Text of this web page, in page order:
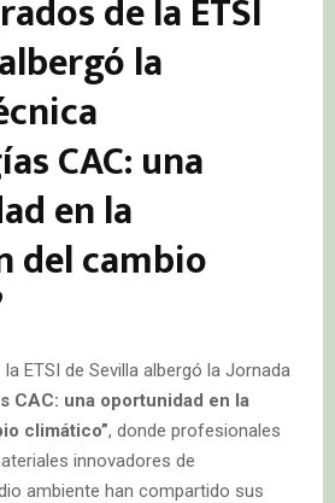
de la ETSI
la
CAC: una
en la
del cambio
ETSI de Sevilla albergó la Jornada
CAC: una oportunidad en la
climático”, donde profesionales
innovadores de
ambiente han compartido sus